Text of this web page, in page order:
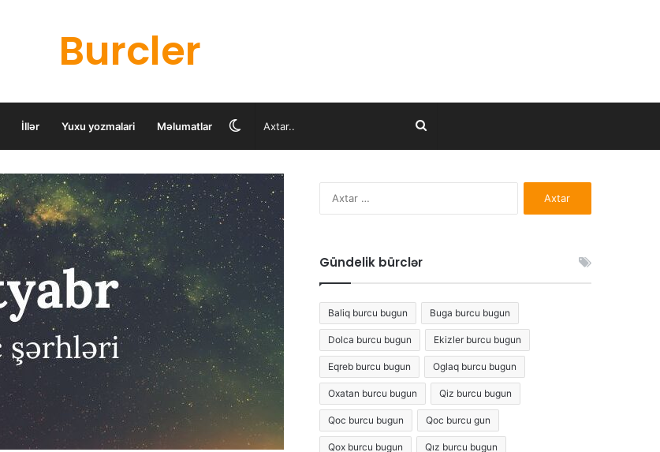
Burcler
İllər Yuxu yozmalari Məlumatlar Axtar..
Switch
skin
Gündelik bürclər
Baliq burcu bugun Buga burcu bugun
Dolca burcu bugun Ekizler burcu bugun
Eqreb burcu bugun Oglaq burcu bugun
Oxatan burcu bugun Qiz burcu bugun
Qoc burcu bugun Qoc burcu gun
Qox burcu bugun Qız burcu bugun